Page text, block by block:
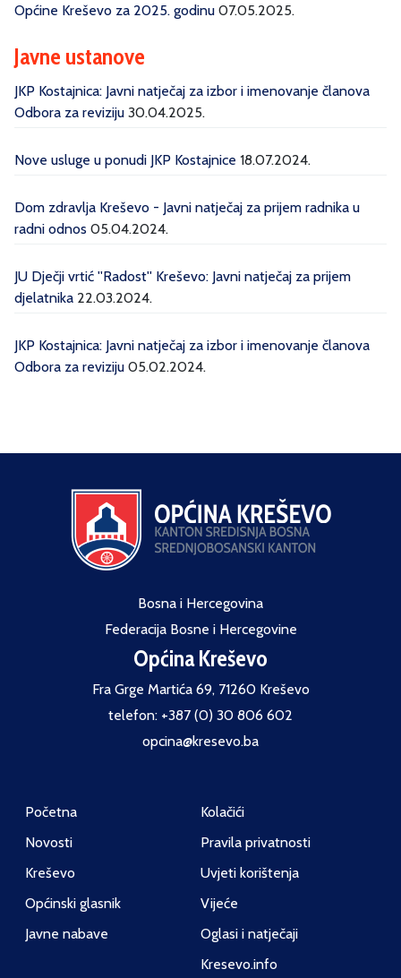
Općine Kreševo za 2025. godinu 07.05.2025.
Javne ustanove
JKP Kostajnica: Javni natječaj za izbor i imenovanje članova
Odbora za reviziju 30.04.2025.
Nove usluge u ponudi JKP Kostajnice 18.07.2024.
Dom zdravlja Kreševo - Javni natječaj za prijem radnika u
radni odnos 05.04.2024.
JU Dječji vrtić ''Radost'' Kreševo: Javni natječaj za prijem
djelatnika 22.03.2024.
JKP Kostajnica: Javni natječaj za izbor i imenovanje članova
Odbora za reviziju 05.02.2024.
Bosna i Hercegovina
Federacija Bosne i Hercegovine
Općina Kreševo
Fra Grge Martića 69, 71260 Kreševo
telefon: +387 (0) 30 806 602
opcina@kresevo.ba
Početna
Novosti
Kreševo
Općinski glasnik
Javne nabave
Kolačići
Pravila privatnosti
Uvjeti korištenja
Vijeće
Oglasi i natječaji
Kresevo.info